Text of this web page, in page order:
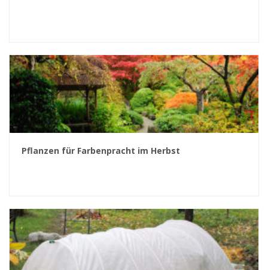
Pflanzen für Farbenpracht im Herbst